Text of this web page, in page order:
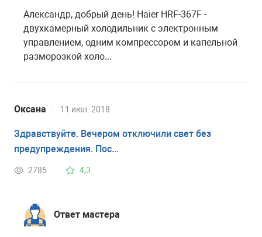
Александр, добрый день! Haier HRF-367F -
двухкамерный холодильник с электронным
управлением, одним компрессором и капельной
разморозкой холо...
Оксана 11 июл. 2018
Здравствуйте. Вечером отключили свет без
предупреждения. Пос...
2785 4,3
Ответ мастера